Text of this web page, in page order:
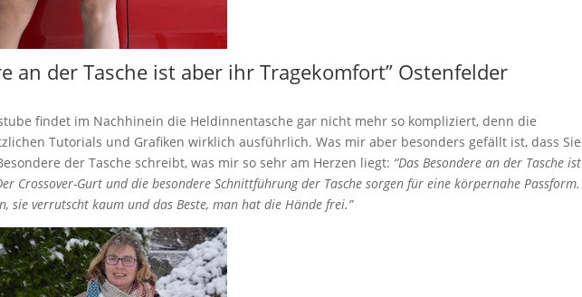
an der Tasche ist aber ihr Tragekomfort” Ostenfelder
findet im Nachhinein die Heldinnentasche gar nicht mehr so kompliziert, denn die
Tutorials und Grafiken wirklich ausführlich. Was mir aber besonders gefällt ist, dass Sie
der Tasche schreibt, was mir so sehr am Herzen liegt: “Das Besondere an der Tasche ist
Crossover-Gurt und die besondere Schnittführung der Tasche sorgen für eine körpernahe Passform.
sie verrutscht kaum und das Beste, man hat die Hände frei.”